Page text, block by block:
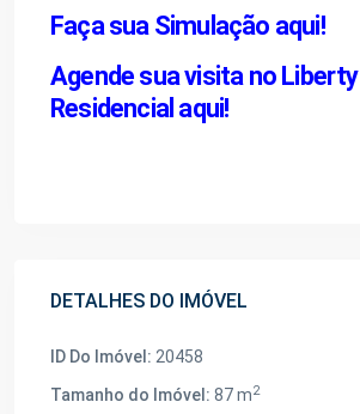
Faça sua Simulação aqui!
Agende sua visita no Liberty
Residencial aqui!
DETALHES DO IMÓVEL
ID Do Imóvel: 20458
Tamanho do Imóvel: 87 m2